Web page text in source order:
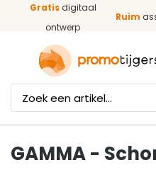
Ga naar de hoofdinhoud
Gratisdigitaal
ontwerp
Ruim
GAMMA -